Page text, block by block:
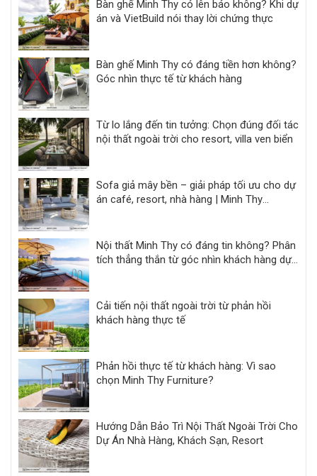
Bàn ghế Minh Thy có lên báo không? Khi dự
án và VietBuild nói thay lời chứng thực
Bàn ghế Minh Thy có đáng tiền hơn không?
Góc nhìn thực tế từ khách hàng
Từ lo lắng đến tin tưởng: Chọn đúng đối tác
nội thất ngoài trời cho resort, villa ven biển
Sofa giả mây bền – giải pháp tối ưu cho dự
án café, resort, nhà hàng | Minh Thy
Nội thất Minh Thy có đáng tin không? Phân
tích thẳng thắn từ góc nhìn khách hàng dự
Cải tiến nội thất ngoài trời từ phản hồi
khách hàng thực tế
Phản hồi thực tế từ khách hàng: Vì sao
chọn Minh Thy Furniture?
Hướng Dẫn Bảo Trì Nội Thất Ngoài Trời Cho
Dự Án Nhà Hàng, Khách Sạn, Resort